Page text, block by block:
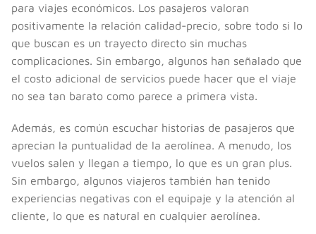
para viajes económicos. Los pasajeros valoran
positivamente la relación calidad-precio, sobre todo si lo
que buscan es un trayecto directo sin muchas
complicaciones. Sin embargo, algunos han señalado que
el costo adicional de servicios puede hacer que el viaje
no sea tan barato como parece a primera vista.
Además, es común escuchar historias de pasajeros que
aprecian la puntualidad de la aerolínea. A menudo, los
vuelos salen y llegan a tiempo, lo que es un gran plus.
Sin embargo, algunos viajeros también han tenido
experiencias negativas con el equipaje y la atención al
cliente, lo que es natural en cualquier aerolínea.